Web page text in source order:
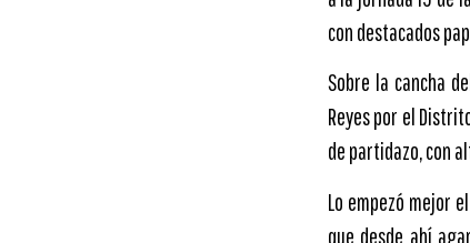
con destacados
Sobre la cancha
Reyes por el
de partidazo, con
Lo empezó mejor
que desde ahí